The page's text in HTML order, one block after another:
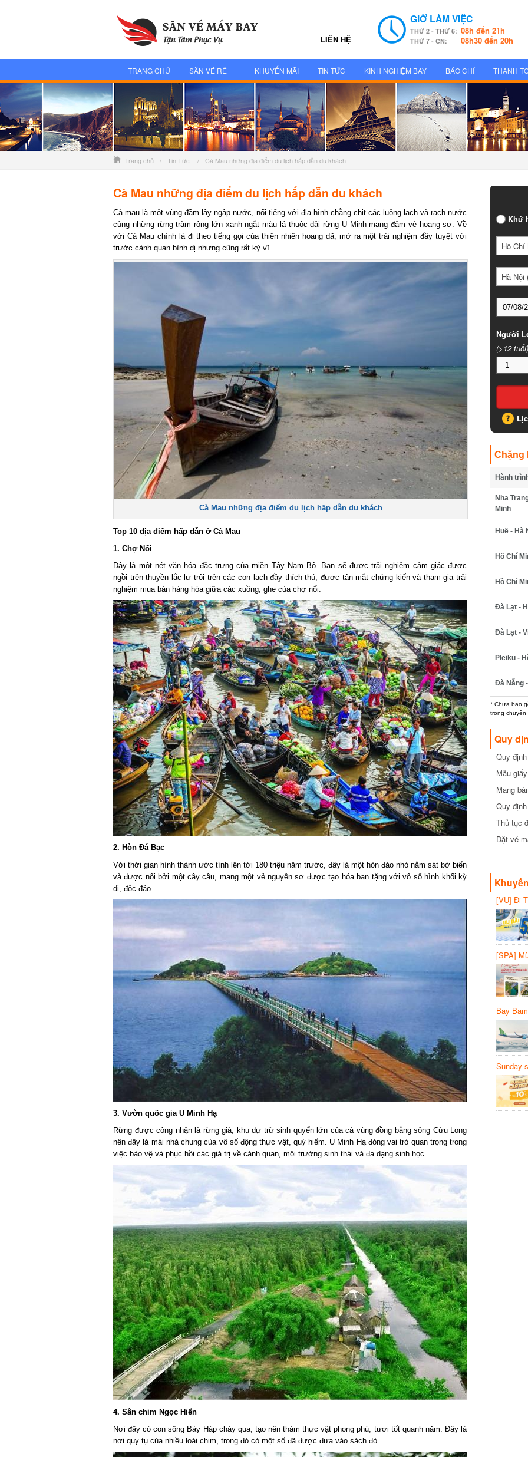
LIÊN HỆ
GIỜ LÀM VIỆC
THỨ 2 - THỨ 6:08h đến 21h
THỨ 7 - CN: 08h30 đến 20h
TRANG CHỦ SĂN VÉ RẺ KHUYẾN MÃI TIN TỨC KINH NGHIỆM BAY BÁO CHÍ THANH
Trang chủ / Tin Tức / Cà Mau những địa điểm du lịch hấp dẫn du khách
Cà Mau những địa điểm du lịch hấp dẫn du khách
Cà mau là một vùng đầm lầy ngập nước, nổi tiếng với địa hình chằng chịt các luồng lạch và rạch nước
cùng những rừng tràm rộng lớn xanh ngắt màu lá thuộc dải rừng U Minh mang đậm vẻ hoang sơ. Về
với Cà Mau chính là đi theo tiếng gọi của thiên nhiên hoang dã, mở ra một trải nghiệm đầy tuyệt vời
trước cảnh quan bình dị nhưng cũng rất kỳ vĩ.
Cà Mau những địa điểm du lịch hấp dẫn du khách
Top 10 địa điểm hấp dẫn ở Cà Mau
1. Chợ Nổi
Đây là một nét văn hóa đặc trưng của miền Tây Nam Bộ. Bạn sẽ được trải nghiệm cảm giác được
ngồi trên thuyền lắc lư trôi trên các con lạch đầy thích thú, được tận mắt chứng kiến và tham gia trải
nghiệm mua bán hàng hóa giữa các xuồng, ghe của chợ nổi.
2. Hòn Đá Bạc
Với thời gian hình thành ước tính lên tới 180 triệu năm trước, đây là một hòn đảo nhỏ nằm sát bờ biển
và được nối bởi một cây cầu, mang một vẻ nguyên sơ được tạo hóa ban tặng với vô số hình khối kỳ
dị, độc đáo.
3. Vườn quốc gia U Minh Hạ
Rừng được công nhận là rừng già, khu dự trữ sinh quyển lớn của cả vùng đồng bằng sông Cửu Long
nên đây là mái nhà chung của vô số động thực vật, quý hiếm. U Minh Hạ đóng vai trò quan trọng trong
việc bảo vệ và phục hồi các giá trị về cảnh quan, môi trường sinh thái và đa dạng sinh học.
4. Sân chim Ngọc Hiển
Nơi đây có con sông Bảy Háp chảy qua, tạo nên thảm thực vật phong phú, tươi tốt quanh năm. Đây là
nơi quy tụ của nhiều loài chim, trong đó có một số đã được đưa vào sách đỏ.
Khứ
Hồ Chí
Hà Nội
Người
(>12 tuổi)
Chặng
Hành trình*
Nha
Minh
Huế - Hà
Hồ Chí
Hồ Chí
Đà Lạt -
Đà Lạt -
Pleiku -
Đà Nẵng -
* Chưa bao
trong chuyến
Quy
Quy
cần biết
Mẫu
Mang
Quy
Thủ tục
Đặt vé
[VU] Đi
giảm
[SPA]
20%
Bay
Sunday